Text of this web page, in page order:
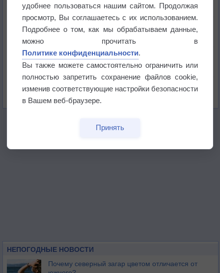
Атмосфера начала замерзать
В Приморье обнаружены морские волны тепла
бабочек
НЕПОГОДНЫЕ НОВОСТИ
Почему северный загар цветом отличается от
удобнее пользоваться нашим сайтом. Продолжая
просмотр, Вы соглашаетесь с их использованием.
Подробнее о том, как мы обрабатываем данные,
можно прочитать в
Политике конфиденциальности.
Вы также можете самостоятельно ограничить или
полностью запретить сохранение файлов cookie,
изменив соответствующие настройки безопасности
в Вашем веб-браузере.
Принять